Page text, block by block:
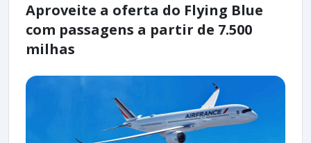
Aproveite a oferta do Flying Blue
com passagens a partir de 7.500
milhas